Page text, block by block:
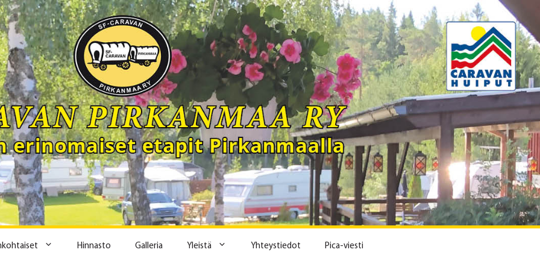
Hinnasto Galleria Yleistä Yhteystiedot Pica-viesti